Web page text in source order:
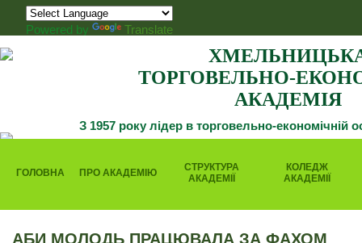
Powered by Translate
ТОРГОВЕЛЬНО-
АКАДЕМІЯ
З 1957 року лідер в торговельно-економічній
ГОЛОВНА ПРО АКАДЕМІЮ
СТРУКТУРА
АКАДЕМІЇ
КОЛЕДЖ
АКАДЕМІЇ
АБИ МОЛОДЬ ПРАЦЮВАЛА ЗА ФАХОМ